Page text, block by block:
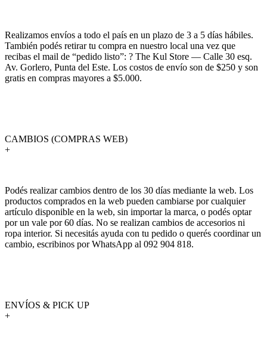
Realizamos envíos a todo el país en un plazo de 3 a 5 días hábiles.
También podés retirar tu compra en nuestro local una vez que
recibas el mail de “pedido listo”: ? The Kul Store — Calle 30 esq.
Av. Gorlero, Punta del Este. Los costos de envío son de $250 y son
gratis en compras mayores a $5.000.
CAMBIOS (COMPRAS WEB)
+
Podés realizar cambios dentro de los 30 días mediante la web. Los
productos comprados en la web pueden cambiarse por cualquier
artículo disponible en la web, sin importar la marca, o podés optar
por un vale por 60 días. No se realizan cambios de accesorios ni
ropa interior. Si necesitás ayuda con tu pedido o querés coordinar un
cambio, escribinos por WhatsApp al 092 904 818.
ENVÍOS & PICK UP
+